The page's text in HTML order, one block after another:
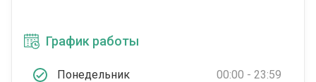
График работы
Понедельник 00:00 - 23:59